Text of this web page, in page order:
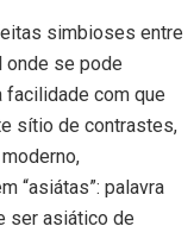
simbioses entre
onde se pode
facilidade com que
sítio de contrastes,
“asiátas”: palavra
ser asiático de